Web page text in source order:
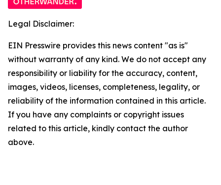
Legal Disclaimer:
EIN Presswire provides this news content "as is"
without warranty of any kind. We do not accept any
responsibility or liability for the accuracy, content,
images, videos, licenses, completeness, legality, or
reliability of the information contained in this article.
If you have any complaints or copyright issues
related to this article, kindly contact the author
above.